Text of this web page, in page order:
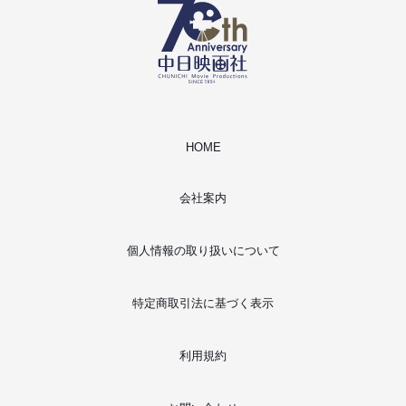
HOME
会社案内
個人情報の取り扱いについて
特定商取引法に基づく表示
利用規約